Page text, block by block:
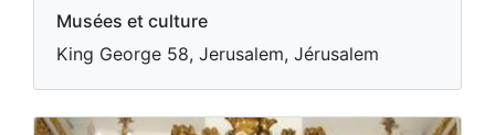
Musées et culture
King George 58, Jerusalem, Jérusalem